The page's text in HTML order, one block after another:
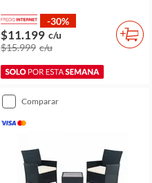
-30%
$11.199 c/u
$15.999 c/u
comparar